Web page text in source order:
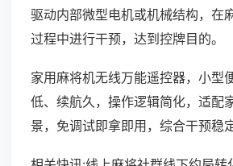
驱动内部微型电机或机械结构，在
过程中进行干预，达到控牌目的。
家用麻将机无线万能遥控器，小型
低、续航久，操作逻辑简化，适配
景，免调试即拿即用，综合干预稳